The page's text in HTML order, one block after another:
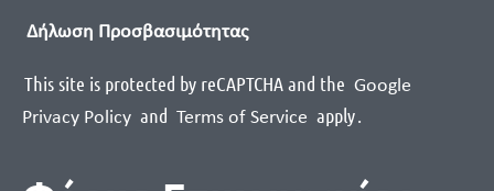
Δήλωση Προσβασιμότητας
This site is protected by reCAPTCHA and the Google
Privacy Policy and Terms of Service apply.